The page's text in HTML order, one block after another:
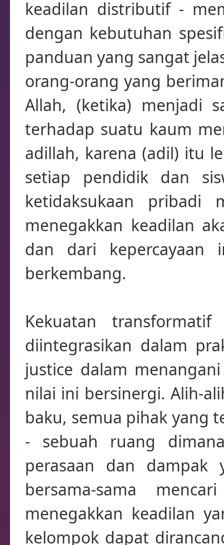
keadilan distributif -
dengan kebutuhan
panduan yang sangat
orang-orang yang
Allah, (ketika) menjadi
terhadap suatu kaum
adillah, karena (adil) itu
setiap pendidik dan
ketidaksukaan pribadi
menegakkan keadilan
dan dari kepercayaan
berkembang.
Kekuatan
diintegrasikan dalam
justice dalam
nilai ini bersinergi. Alih-
baku, semua pihak yang
- sebuah ruang
perasaan dan dampak
bersama-sama
menegakkan keadilan
kelompok dapat